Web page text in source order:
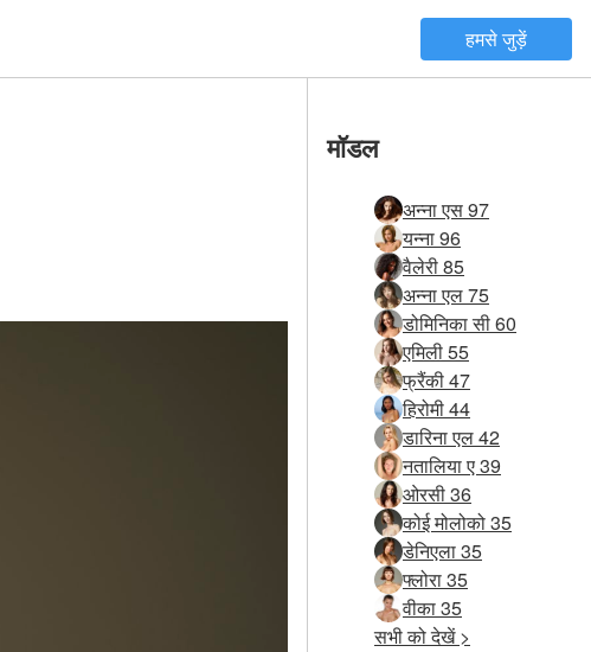
हमसे जुड़ें
मॉडल
अन्ना एस 97
यन्ना 96
वैलेरी 85
अन्ना एल 75
डोमिनिका सी 60
एमिली 55
फ्रैंकी 47
हिरोमी 44
डारिना एल 42
नतालिया ए 39
ओरसी 36
कोई मोलोको 35
डेनिएला 35
फ्लोरा 35
वीका 35
सभी को देखें >